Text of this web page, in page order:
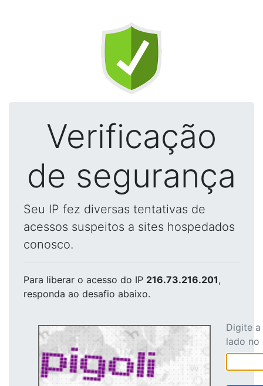
Verificação
de segurança
Seu IP fez diversas tentativas de
acessos suspeitos a sites hospedados
conosco.
Para liberar o acesso do IP 216.73.216.201,
responda ao desafio abaixo.
Digite
lado no